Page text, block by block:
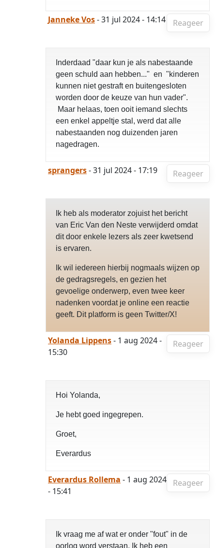
Reageer
Janneke Vos- 31 jul 2024 - 14:14
Inderdaad "daar kun je als nabestaande
geen schuld aan hebben..." en "kinderen
kunnen niet gestraft en buitengesloten
worden door de keuze van hun vader".
Maar helaas, toen ooit iemand slechts
een enkel appeltje stal, werd dat alle
nabestaanden nog duizenden jaren
nagedragen.
Reageer
sprangers- 31 jul 2024 - 17:19
Ik heb als moderator zojuist het bericht
van Eric Van den Neste verwijderd omdat
dit door enkele lezers als zeer kwetsend
is ervaren.
Ik wil iedereen hierbij nogmaals wijzen op
de gedragsregels, en gezien het
gevoelige onderwerp, even twee keer
nadenken voordat je online een reactie
geeft. Dit platform is geen Twitter/X!
Reageer
Yolanda Lippens- 1 aug 2024 -
15:30
Hoi Yolanda,
Je hebt goed ingegrepen.
Groet,
Everardus
Reageer
Everardus Rollema - 1 aug 2024
- 15:41
Ik vraag me af wat er onder "fout" in de
oorlog word verstaan. Ik heb een